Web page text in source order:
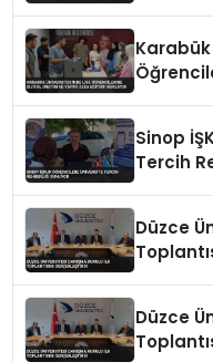
Karabük
Sinop
Tercih
Düzce
Düzce